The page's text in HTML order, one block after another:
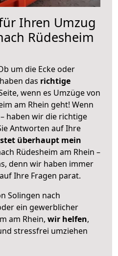
Ihren Umzug
Rüdesheim
um die Ecke oder
das richtige
wenn es Umzüge von
am Rhein geht! Wenn
haben wir die richtige
Antworten auf Ihre
überhaupt mein
Rüdesheim am Rhein –
denn wir haben immer
Ihre Fragen parat.
Solingen nach
ein gewerblicher
am Rhein, wir helfen,
stressfrei umziehen